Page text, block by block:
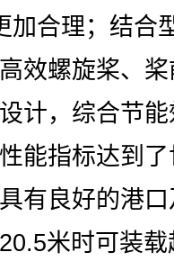
加合理；结合
效螺旋桨、
计，综合节
能指标达到
有良好的港
米时可装载